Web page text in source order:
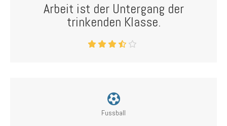
Arbeit ist der Untergang der
trinkenden Klasse.
Fussball